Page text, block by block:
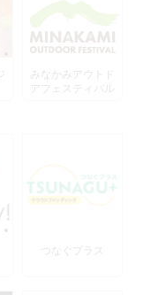
みなかみアウトド
アフェスティバル
つなぐプラス